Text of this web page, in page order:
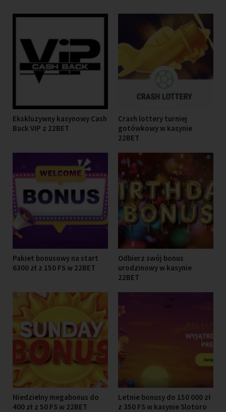
Ekskluzywny kasynowy Cash
Back VIP z 22BET
Crash lottery turniej
gotówkowy w kasynie
22BET
Pakiet bonusowy na start
6300 zł z 150 FS w 22BET
Odbierz swój bonus
urodzinowy w kasynie
22BET
Niedzielny megabonus do
400 zł z 50 FS w 22BET
Letnie bonusy do 150 000 zł
z 350 FS w kasynie Slotoro